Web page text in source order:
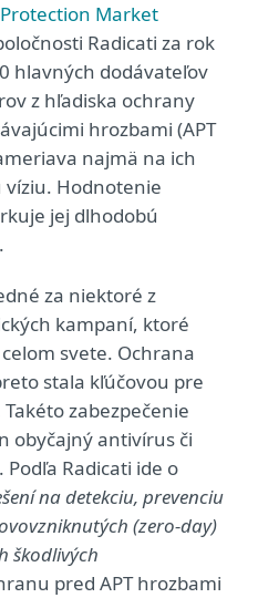
Market
Radicati za rok
hlavných dodávateľov
z hľadiska ochrany
hrozbami (APT
najmä na ich
Hodnotenie
jej dlhodobú
za niektoré z
kampaní, ktoré
svete. Ochrana
stala kľúčovou pre
zabezpečenie
obyčajný antivírus či
Radicati ide o
na detekciu, prevenciu
(zero-day)
škodlivých
pred APT hrozbami